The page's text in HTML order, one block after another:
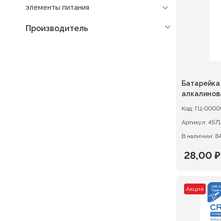
элементы питания
Производитель
Батарейка
Код: ГЦ-
Артикул:
В наличии:
35,00 ₽.
28,00 ₽
Текущая
28,00 ₽.
Акция